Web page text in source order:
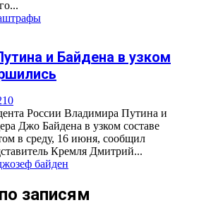
штрафы
и Байдена в узком
0
России Владимира Путина и
Джо Байдена в узком составе
в среду, 16 июня, сообщил
Кремля Дмитрий...
байден
записям